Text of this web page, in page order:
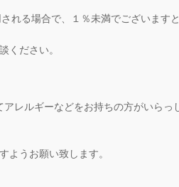
れる場合で、１％未満でございます
ください。
レルギーなどをお持ちの方がいらっ
ようお願い致します。